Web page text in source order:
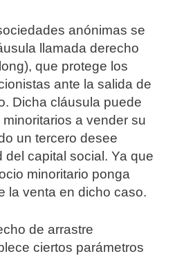
anónimas se
llamada derecho
que protege los
ante la salida de
Dicha cláusula puede
a vender su
un tercero desee
del capital social. Ya que
minoritario ponga
la venta en dicho caso.
de arrastre
ciertos parámetros